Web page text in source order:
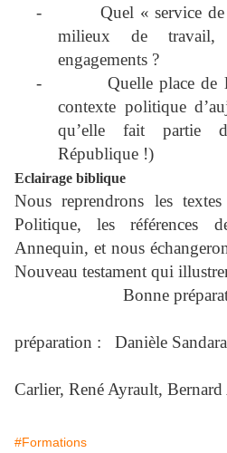
-
Quel « service
milieux de travail,
engagements ?
-
Quelle place de
contexte politique
qu’elle fait partie
République !)
Eclairage biblique
Nous reprendrons les
Politique, les références
Annequin, et nous
Nouveau testament qui
Bonne
préparation :
Danièle
Carlier, René Ayrault, Bernard
#Formations